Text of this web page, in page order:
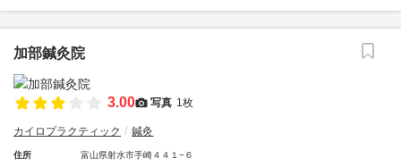
加部鍼灸院
3.00 写真 1枚
カイロプラクティック 鍼灸
住所 富山県射水市手崎４４１−６